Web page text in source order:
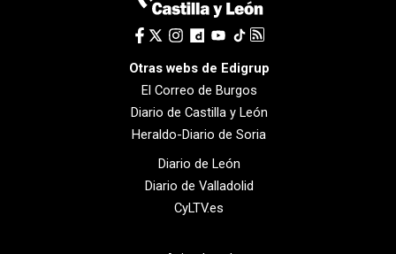
Otras webs de Edigrup
El Correo de Burgos
Diario de Castilla y León
Heraldo-Diario de Soria
Diario de León
Diario de Valladolid
CyLTV.es